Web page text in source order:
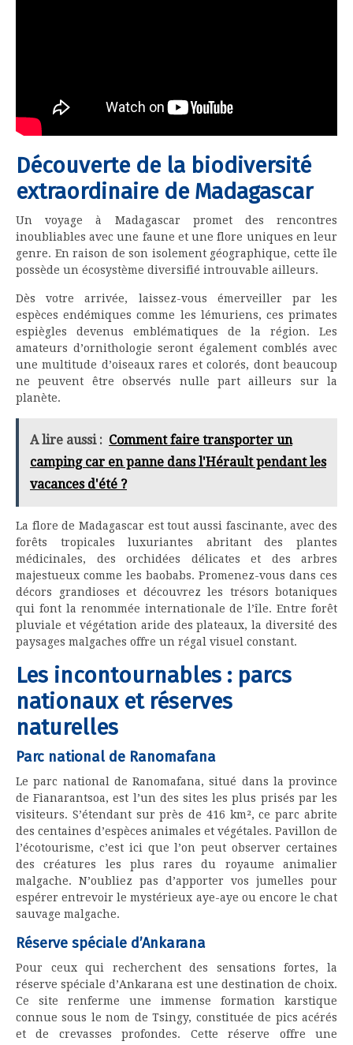
Découverte de la biodiversité
extraordinaire de Madagascar
Un voyage à Madagascar promet des rencontres
inoubliables avec une faune et une flore uniques en leur
genre. En raison de son isolement géographique, cette île
possède un écosystème diversifié introuvable ailleurs.
Dès votre arrivée, laissez-vous émerveiller par les
espèces endémiques comme les lémuriens, ces primates
espiègles devenus emblématiques de la région. Les
amateurs d’ornithologie seront également comblés avec
une multitude d’oiseaux rares et colorés, dont beaucoup
ne peuvent être observés nulle part ailleurs sur la
planète.
A lire aussi : Comment faire transporter un
camping car en panne dans l'Hérault pendant les
vacances d'été ?
La flore de Madagascar est tout aussi fascinante, avec des
forêts tropicales luxuriantes abritant des plantes
médicinales, des orchidées délicates et des arbres
majestueux comme les baobabs. Promenez-vous dans ces
décors grandioses et découvrez les trésors botaniques
qui font la renommée internationale de l’île. Entre forêt
pluviale et végétation aride des plateaux, la diversité des
paysages malgaches offre un régal visuel constant.
Les incontournables : parcs
nationaux et réserves
naturelles
Parc national de Ranomafana
Le parc national de Ranomafana, situé dans la province
de Fianarantsoa, est l’un des sites les plus prisés par les
visiteurs. S’étendant sur près de 416 km², ce parc abrite
des centaines d’espèces animales et végétales. Pavillon de
l’écotourisme, c’est ici que l’on peut observer certaines
des créatures les plus rares du royaume animalier
malgache. N’oubliez pas d’apporter vos jumelles pour
espérer entrevoir le mystérieux aye-aye ou encore le chat
sauvage malgache.
Réserve spéciale d’Ankarana
Pour ceux qui recherchent des sensations fortes, la
réserve spéciale d’Ankarana est une destination de choix.
Ce site renferme une immense formation karstique
connue sous le nom de Tsingy, constituée de pics acérés
et de crevasses profondes. Cette réserve offre une